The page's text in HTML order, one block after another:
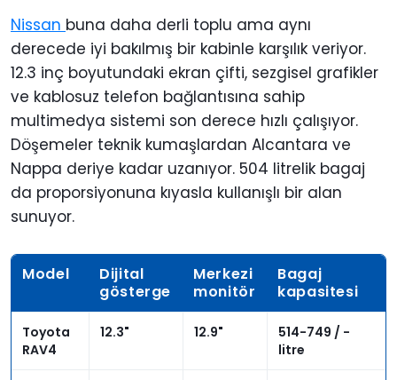
Nissan buna daha derli toplu ama aynı
derecede iyi bakılmış bir kabinle karşılık veriyor.
12.3 inç boyutundaki ekran çifti, sezgisel grafikler
ve kablosuz telefon bağlantısına sahip
multimedya sistemi son derece hızlı çalışıyor.
Döşemeler teknik kumaşlardan Alcantara ve
Nappa deriye kadar uzanıyor. 504 litrelik bagaj
da proporsiyonuna kıyasla kullanışlı bir alan
sunuyor.
Model
Dijital
gösterge
Merkezi
monitör
Bagaj
kapasitesi
Toyota
RAV4
12.3" 12.9"
514-749 / -
litre